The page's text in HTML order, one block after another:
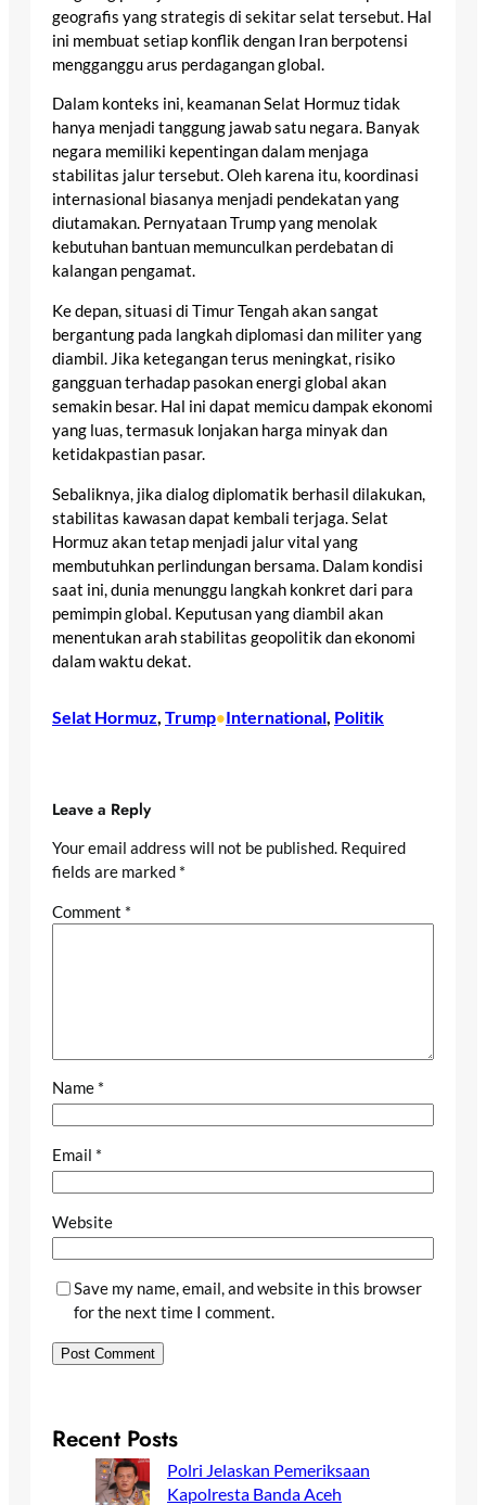
geografis yang strategis di sekitar selat tersebut. Hal
ini membuat setiap konflik dengan Iran berpotensi
mengganggu arus perdagangan global.
Dalam konteks ini, keamanan Selat Hormuz tidak
hanya menjadi tanggung jawab satu negara. Banyak
negara memiliki kepentingan dalam menjaga
stabilitas jalur tersebut. Oleh karena itu, koordinasi
internasional biasanya menjadi pendekatan yang
diutamakan. Pernyataan Trump yang menolak
kebutuhan bantuan memunculkan perdebatan di
kalangan pengamat.
Ke depan, situasi di Timur Tengah akan sangat
bergantung pada langkah diplomasi dan militer yang
diambil. Jika ketegangan terus meningkat, risiko
gangguan terhadap pasokan energi global akan
semakin besar. Hal ini dapat memicu dampak ekonomi
yang luas, termasuk lonjakan harga minyak dan
ketidakpastian pasar.
Sebaliknya, jika dialog diplomatik berhasil dilakukan,
stabilitas kawasan dapat kembali terjaga. Selat
Hormuz akan tetap menjadi jalur vital yang
membutuhkan perlindungan bersama. Dalam kondisi
saat ini, dunia menunggu langkah konkret dari para
pemimpin global. Keputusan yang diambil akan
menentukan arah stabilitas geopolitik dan ekonomi
dalam waktu dekat.
Selat Hormuz, Trump•International, Politik
Leave a Reply
Your email address will not be published. Required
fields are marked *
Comment *
Name *
Email *
Website
Save my name, email, and website in this browser
for the next time I comment.
Recent Posts
Polri Jelaskan Pemeriksaan
Kapolresta Banda Aceh